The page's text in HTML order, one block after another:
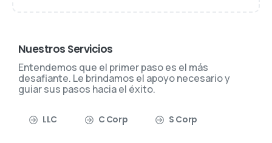
Nuestros Servicios
Entendemos que el primer paso es el más
desafiante. Le brindamos el apoyo necesario y
guiar sus pasos hacia el éxito.
LLC C Corp S Corp